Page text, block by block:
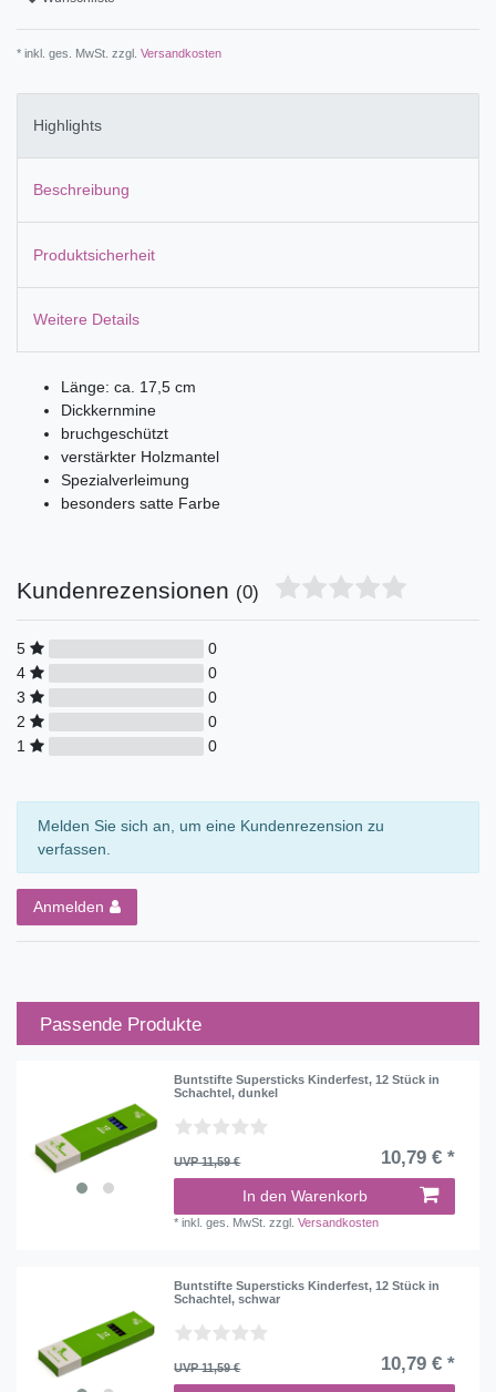
* inkl. ges. MwSt. zzgl. Versandkosten
Highlights
Beschreibung
Produktsicherheit
Weitere Details
Länge: ca. 17,5 cm
Dickkernmine
bruchgeschützt
verstärkter Holzmantel
Spezialverleimung
besonders satte Farbe
Kundenrezensionen (0)
5
0
4
0
3
0
2
0
1
0
Melden Sie sich an, um eine Kundenrezension zu
verfassen.
Anmelden
Passende Produkte
Buntstifte Supersticks Kinderfest, 12 Stück in
Schachtel, dunkel
UVP 11,59 € 10,79 € *
In den Warenkorb
*inkl. ges. MwSt. zzgl.Versandkosten
Buntstifte Supersticks Kinderfest, 12 Stück in
Schachtel, schwar
UVP 11,59 € 10,79 € *